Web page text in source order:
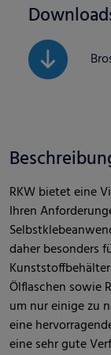
RKW bietet eine
Ihren
daher besonders
Ölflaschen sowie
um nur einige zu
eine
eine sehr gute